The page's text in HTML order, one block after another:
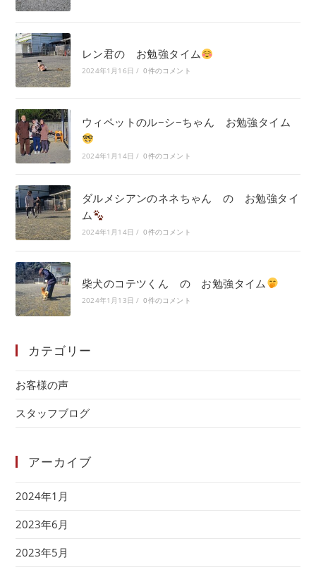
レン君の お勉強タイム
2024年1月16日 / 0件のコメント
ウィペットのル−シ−ちゃん お勉強タイム
2024年1月14日 / 0件のコメント
ダルメシアンのネネちゃん の お勉強タイ
ム
2024年1月14日 / 0件のコメント
柴犬のコテツくん の お勉強タイム
2024年1月13日 / 0件のコメント
カテゴリー
お客様の声
スタッフブログ
アーカイブ
2024年1月
2023年6月
2023年5月